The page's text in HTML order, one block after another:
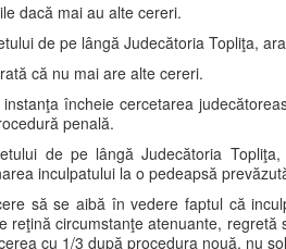
dacă mai au alte cereri.
de pe lângă Judecătoria Topliţa,
că nu mai are alte cereri.
încheie cercetarea
penală.
de pe lângă Judecătoria
inculpatului la o pedeapsă
să se aibă în vedere faptul că
reţină circumstanţe atenuante,
cu 1/3 după procedura nouă, nu